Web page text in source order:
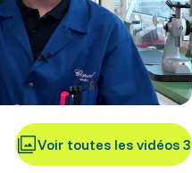
Voir toutes les vidéos 3